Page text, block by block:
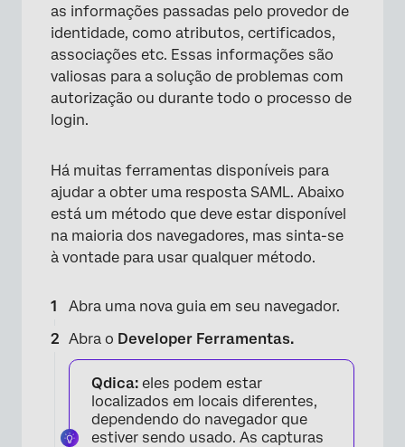
as informações passadas pelo provedor de
identidade, como atributos, certificados,
associações etc. Essas informações são
valiosas para a solução de problemas com
autorização ou durante todo o processo de
login.
Há muitas ferramentas disponíveis para
ajudar a obter uma resposta SAML. Abaixo
está um método que deve estar disponível
na maioria dos navegadores, mas sinta-se
à vontade para usar qualquer método.
Abra uma nova guia em seu navegador.
Abra o Developer Ferramentas.
Qdica: eles podem estar
localizados em locais diferentes,
dependendo do navegador que
estiver sendo usado. As capturas